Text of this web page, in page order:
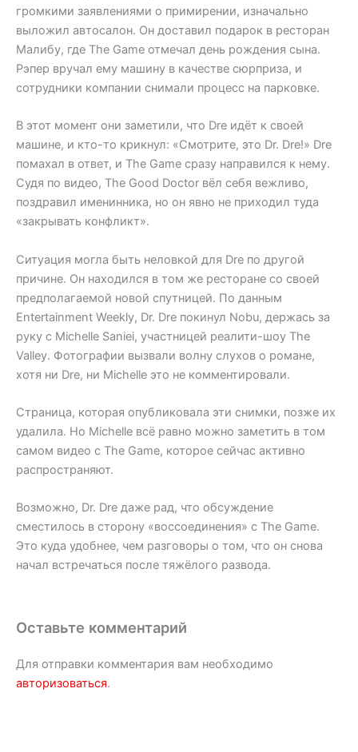
громкими заявлениями о примирении, изначально
выложил автосалон. Он доставил подарок в ресторан
Малибу, где The Game отмечал день рождения сына.
Рэпер вручал ему машину в качестве сюрприза, и
сотрудники компании снимали процесс на парковке.
В этот момент они заметили, что Dre идёт к своей
машине, и кто-то крикнул: «Смотрите, это Dr. Dre!» Dre
помахал в ответ, и The Game сразу направился к нему.
Судя по видео, The Good Doctor вёл себя вежливо,
поздравил именинника, но он явно не приходил туда
«закрывать конфликт».
Ситуация могла быть неловкой для Dre по другой
причине. Он находился в том же ресторане со своей
предполагаемой новой спутницей. По данным
Entertainment Weekly, Dr. Dre покинул Nobu, держась за
руку с Michelle Saniei, участницей реалити-шоу The
Valley. Фотографии вызвали волну слухов о романе,
хотя ни Dre, ни Michelle это не комментировали.
Страница, которая опубликовала эти снимки, позже их
удалила. Но Michelle всё равно можно заметить в том
самом видео с The Game, которое сейчас активно
распространяют.
Возможно, Dr. Dre даже рад, что обсуждение
сместилось в сторону «воссоединения» с The Game.
Это куда удобнее, чем разговоры о том, что он снова
начал встречаться после тяжёлого развода.
Оставьте комментарий
Для отправки комментария вам необходимо
авторизоваться.